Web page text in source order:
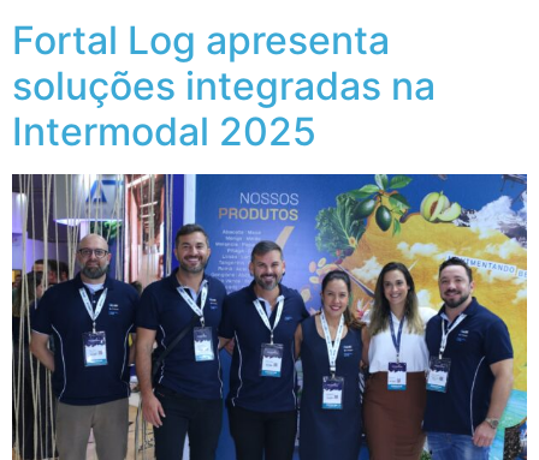
Fortal Log apresenta
soluções integradas na
Intermodal 2025